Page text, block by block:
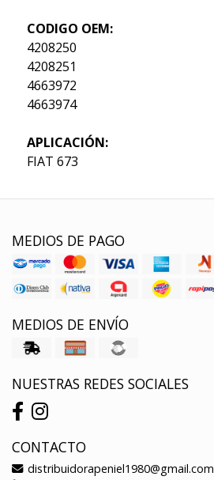
CODIGO OEM:
4208250
4208251
4663972
4663974
APLICACIÓN:
FIAT 673
MEDIOS DE PAGO
MEDIOS DE ENVÍO
NUESTRAS REDES SOCIALES
CONTACTO
distribuidorapeniel1980@gmail.com